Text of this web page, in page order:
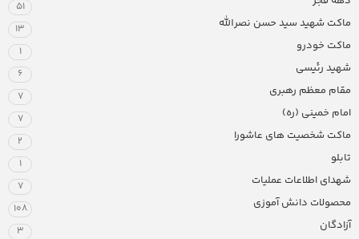
51
ماکت شهید سید حسن نصرالله 13
ماکت خودرو 1
شهید رئیسی 6
مقام معظم رهبری 7
امام خمینی (ره) 7
ماکت شخصیت های عاشورا 2
تابلو 1
شهدای اطلاعات عملیات 7
محصولات دانش آموزی 108
آزادگان 3